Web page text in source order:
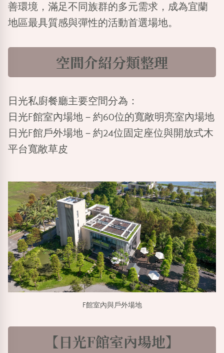
善環境，滿足不同族群的多元需求，成為宜蘭
地區最具質感與彈性的活動首選場地。
空間介紹分類整理
日光私廚餐廳主要空間分為：
日光F館室內場地 －約60位的寬敞明亮室內場地
日光F館戶外場地 －約24位固定座位與開放式木
平台寬敞草皮
F館室內與戶外場地
【日光F館室內場地】